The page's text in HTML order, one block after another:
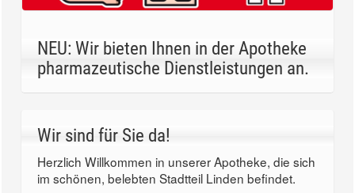
NEU: Wir bieten Ihnen in der Apotheke
pharmazeutische Dienstleistungen an.
Wir sind für Sie da!
Herzlich Willkommen in unserer Apotheke, die sich
im schönen, belebten Stadtteil Linden befindet.